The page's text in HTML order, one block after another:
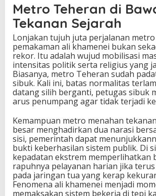
Metro Teheran di
Tekanan Sejarah
Lonjakan tujuh juta perjalanan
pemakaman ali khamenei bukan
rekor. Itu adalah wujud mobilisasi
intensitas politik serta religius yang
Biasanya, metro Teheran sudah
sibuk. Kali ini, batas normalitas
datang silih berganti, petugas sibuk
arus penumpang agar tidak terjadi
Kemampuan metro menahan
besar menghadirkan dua narasi
sisi, pemerintah dapat
bukti keberhasilan sistem publik. Di
kepadatan ekstrem memperlihatkan
rapuhnya pelayanan harian jika
pada jaringan tua yang kerap
Fenomena ali khamenei menjadi
memaksakan sistem bekerja di tepi